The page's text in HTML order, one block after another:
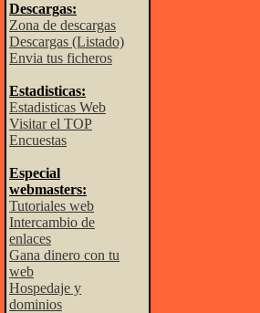
Descargas:
Zona de descargas
Descargas (Listado)
Envia tus ficheros
Estadisticas:
Estadisticas Web
Visitar el TOP
Encuestas
Especial
webmasters:
Tutoriales web
Intercambio de
enlaces
Gana dinero con tu
web
Hospedaje y
dominios